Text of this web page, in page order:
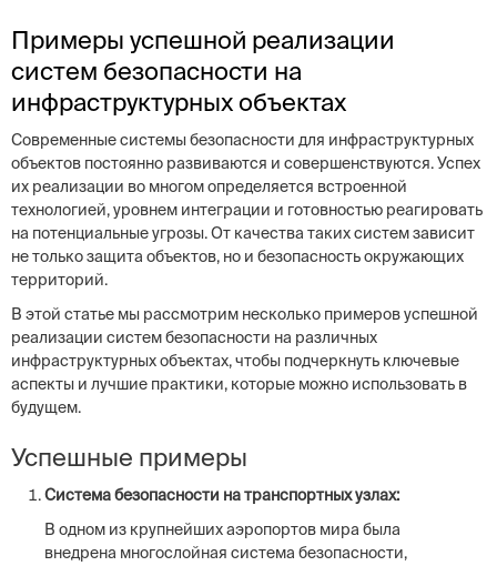
Примеры успешной реализации
систем безопасности на
инфраструктурных объектах
Современные системы безопасности для инфраструктурных
объектов постоянно развиваются и совершенствуются. Успех
их реализации во многом определяется встроенной
технологией, уровнем интеграции и готовностью реагировать
на потенциальные угрозы. От качества таких систем зависит
не только защита объектов, но и безопасность окружающих
территорий.
В этой статье мы рассмотрим несколько примеров успешной
реализации систем безопасности на различных
инфраструктурных объектах, чтобы подчеркнуть ключевые
аспекты и лучшие практики, которые можно использовать в
будущем.
Успешные примеры
Система безопасности на транспортных узлах:
В одном из крупнейших аэропортов мира была
внедрена многослойная система безопасности,